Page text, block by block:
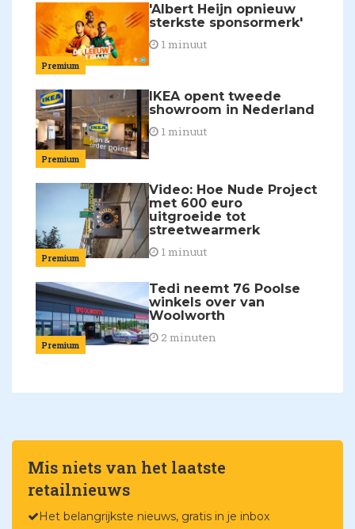
Premium
'Albert Heijn opnieuw
sterkste sponsormerk'
1 minuut
Premium
IKEA opent tweede
showroom in Nederland
1 minuut
Premium
Video: Hoe Nude Project
met 600 euro
uitgroeide tot
streetwearmerk
1 minuut
Premium
Tedi neemt 76 Poolse
winkels over van
Woolworth
2 minuten
Mis niets van het laatste
retailnieuws
Het belangrijkste nieuws, gratis in je inbox